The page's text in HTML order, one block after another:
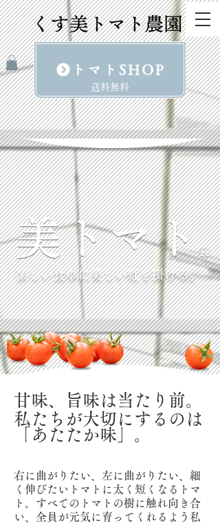
トマトSHOP
​送料無料
楽しい食卓に美しい虹を掛ける。
甘味、旨味は当たり前。
私たちが大切にするのは
「あたたか味」。
右に曲がりたい、左に曲がりたい、細
く伸びたいトマトに太く短くなるトマ
ト。すべてのトマトの樹に触れ向き合
い、全員が元気に育ってくれるよう私